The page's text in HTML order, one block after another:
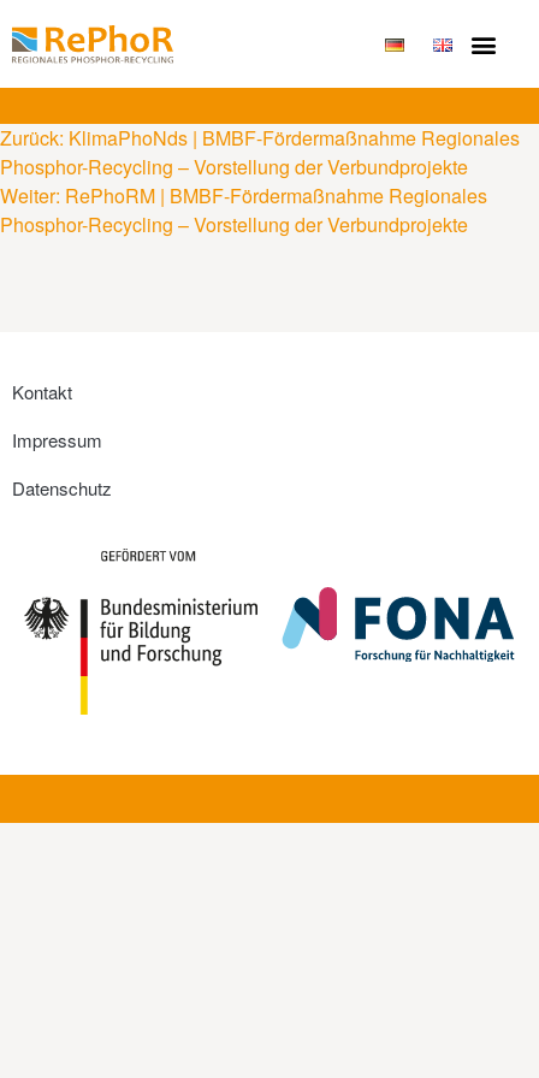
Zurück: KlimaPhoNds | BMBF-Fördermaßnahme Regionales
Phosphor-Recycling – Vorstellung der Verbundprojekte
Weiter: RePhoRM | BMBF-Fördermaßnahme Regionales
Phosphor-Recycling – Vorstellung der Verbundprojekte
Kontakt
Impressum
Datenschutz